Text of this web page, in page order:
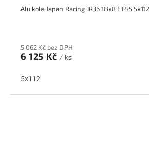
Alu kola Japan Racing JR36 18x8 ET45
5 062 Kč bez DPH
6 125 Kč / ks
5x112